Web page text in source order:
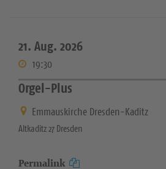
21. Aug. 2026
19:30
Orgel-Plus
Emmauskirche Dresden-Kaditz
Altkaditz 27 Dresden
Permalink